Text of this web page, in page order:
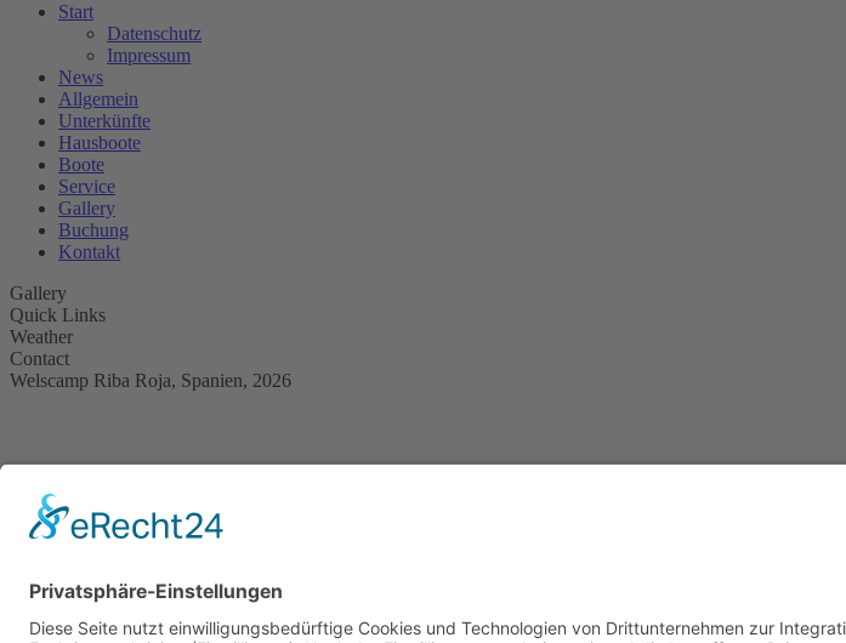
Start
Datenschutz
Impressum
News
Allgemein
Unterkünfte
Hausboote
Boote
Service
Gallery
Buchung
Kontakt
Gallery
Quick Links
Weather
Contact
Welscamp Riba Roja, Spanien, 2026